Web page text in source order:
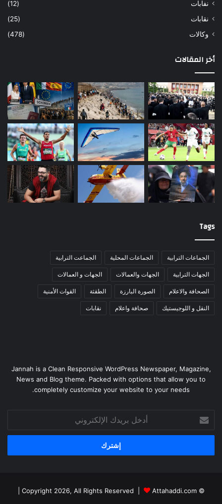
نفابات
(12)
نقابات
(25)
وكالات
(478)
أخر المقالات
Tags
الجماعات الترابية الجماعات المحلية الجماعت الترابية
الجهات الترابية الجهات والعمالات الجهات و العمالات
الصحافة والاعلام الصورة البارزة الطقثة القوات الأمنية
النقل و اللوجيستيك صحافة واعلام نقابات
Jannah is a Clean Responsive WordPress Newspaper, Magazine,
News and Blog theme. Packed with options that allow you to
completely customize your website to your needs.
بريدك
الإلكتروني
© Copyright 2026, All Rights Reserved |
Attahaddi.com